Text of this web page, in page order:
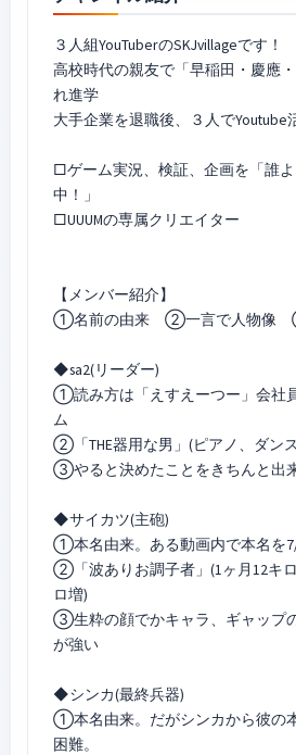
３人組YouTuberのSKJvillageです！
高校時代の親友で「早稲田・慶應
れ進学
大手企業を退職後、３人でYoutube
□ゲーム実況、検証、企画を「誰
中！」
□UUUMの専属クリエイター
【メンバー紹介】
①名前の由来 ②一言で人物像
◆sa2(リーダー)
①読み方は「えすえーつー」会社
ム
②「THE器用な男」(ピアノ、ダン
③やると決めたことをきちんと出
◆サイカツ(主砲)
①本名由来。ある動画内で本名を
②「波ありお調子者」(1ヶ月12キ
ロ増)
③生粋の顔でかキャラ、ギャップ
が強い
◆シンカ(最終兵器)
①本名由来。だがシンカから彼の
困難。